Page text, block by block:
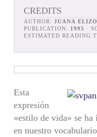
CREDITS
AUTHOR: JUANA
PUBLICATION: 1995 ·
ESTIMATED READING
Esta
expresión
«estilo de vida» se
en nuestro